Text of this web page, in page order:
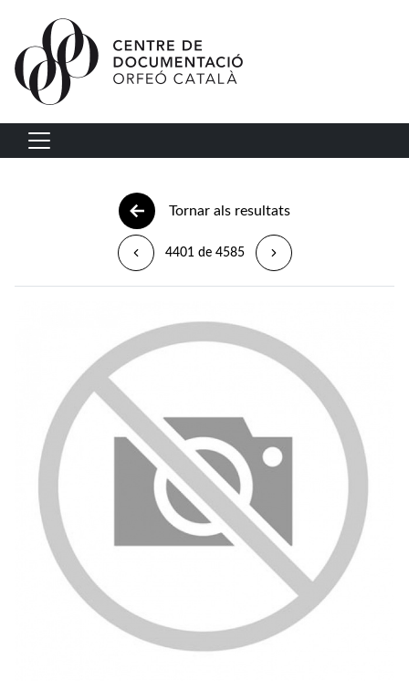
Vés al contingut
Navegació principal
Tornar als resultats
4401 de 4585